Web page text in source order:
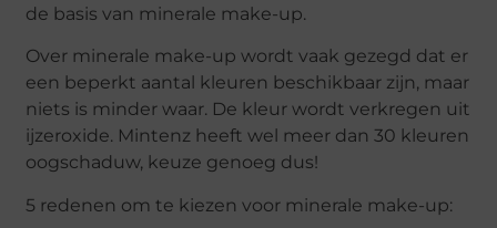
de basis van minerale make-up.
Over minerale make-up wordt vaak gezegd dat er
een beperkt aantal kleuren beschikbaar zijn, maar
niets is minder waar. De kleur wordt verkregen uit
ijzeroxide. Mintenz heeft wel meer dan 30 kleuren
oogschaduw, keuze genoeg dus!
5 redenen om te kiezen voor minerale make-up: